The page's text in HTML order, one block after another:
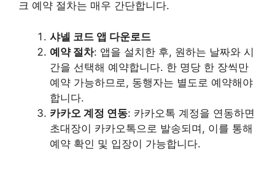
크 예약 절차는 매우 간단합니다.
샤넬 코드 앱 다운로드
예약 절차: 앱을 설치한 후, 원하는 날짜와 시
간을 선택해 예약합니다. 한 명당 한 장씩만
예약 가능하므로, 동행자는 별도로 예약해야
합니다.
카카오 계정 연동: 카카오톡 계정을 연동하면
초대장이 카카오톡으로 발송되며, 이를 통해
예약 확인 및 입장이 가능합니다.